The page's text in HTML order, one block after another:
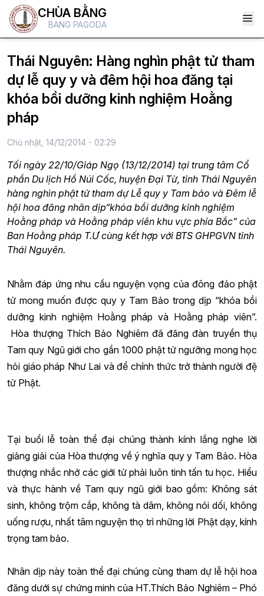
CHÙA BẰNG
BANG PAGODA
Thái Nguyên: Hàng nghìn phật tử tham
dự lễ quy y và đêm hội hoa đăng tại
khóa bồi dưỡng kinh nghiệm Hoằng
pháp
Chủ nhật, 14/12/2014 - 02:29
Tối ngày 22/10/Giáp Ngọ (13/12/2014) tại trung tâm Cổ
phần Du lịch Hồ Núi Cốc, huyện Đại Từ, tỉnh Thái Nguyên
hàng nghìn phật tử tham dự Lễ quy y Tam bảo và Đêm lễ
hội hoa đăng nhân dịp“khóa bồi dưỡng kinh nghiệm
Hoằng pháp và Hoằng pháp viên khu vực phía Bắc” của
Ban Hoằng pháp T.Ư cùng kết hợp với BTS GHPGVN tỉnh
Thái Nguyên.
Nhằm đáp ứng nhu cầu nguyện vọng của đông đảo phật
tử mong muốn được quy y Tam Bảo trong dịp “khóa bồi
dưỡng kinh nghiệm Hoằng pháp và Hoằng pháp viên”.
Hòa thượng Thích Bảo Nghiêm đã đăng đàn truyền thụ
Tam quy Ngũ giới cho gần 1000 phật tử ngưỡng mong học
hỏi giáo pháp Như Lai và để chính thức trở thành người đệ
tử Phật.
Tại buổi lễ toàn thể đại chúng thành kính lắng nghe lời
giảng giải của Hòa thượng về ý nghĩa quy y Tam Bảo. Hòa
thượng nhắc nhở các giới tử phải luôn tinh tấn tu học. Hiểu
và thực hành về Tam quy ngũ giới bao gồm: Không sát
sinh, không trộm cắp, không tà dâm, không nói dối, không
uống rượu, nhất tâm nguyện thọ trì những lời Phật dạy, kính
trọng tam bảo.
Nhân dịp này toàn thể đại chúng cùng tham dự lễ hội hoa
đăng dưới sự chứng minh của HT.Thích Bảo Nghiêm – Phó